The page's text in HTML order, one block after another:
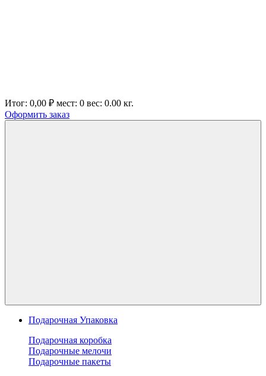
Итог: 0,00 ₽ мест: 0 вес: 0.00 кг.
Оформить заказ
Подарочная Упаковка
Подарочная коробка
Подарочные мелочи
Подарочные пакеты